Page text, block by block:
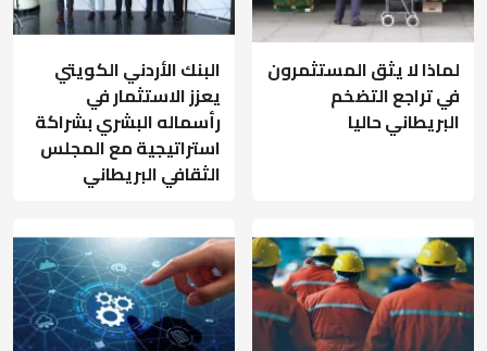
لماذا لا يثق المستثمرون
في تراجع التضخم
البريطاني حاليا
البنك الأردني الكويتي
يعزز الاستثمار في
رأسماله البشري بشراكة
استراتيجية مع المجلس
الثقافي البريطاني